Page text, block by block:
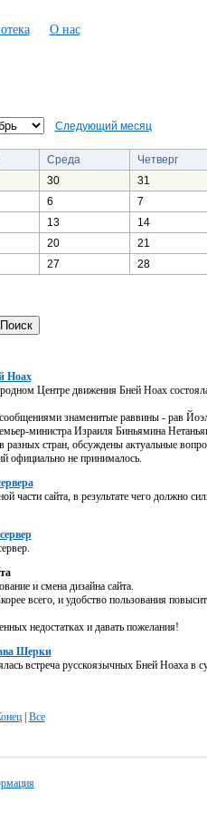
О нас
Следующий месяц
Среда Четверг
30 31
6 7
13 14
20 21
27 28
Ноах
Центре движения Бней Ноах
знаменитые раввины - рав
министра Израиля Биньямина
разных стран, обсуждены актуальные
официально не принималось.
части сайта, в результате чего должно
и смена дизайна сайта.
всего, и удобство пользования
недостатках и давать пожелания!
Шерки
встреча русскоязычных Бней Ноаха в
Все